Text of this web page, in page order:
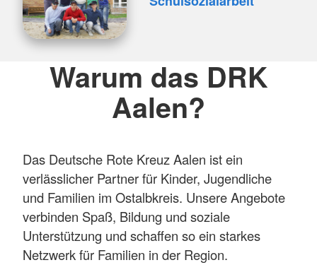
Warum das DRK
Aalen?
Das Deutsche Rote Kreuz Aalen ist ein
verlässlicher Partner für Kinder, Jugendliche
und Familien im Ostalbkreis. Unsere Angebote
verbinden Spaß, Bildung und soziale
Unterstützung und schaffen so ein starkes
Netzwerk für Familien in der Region.